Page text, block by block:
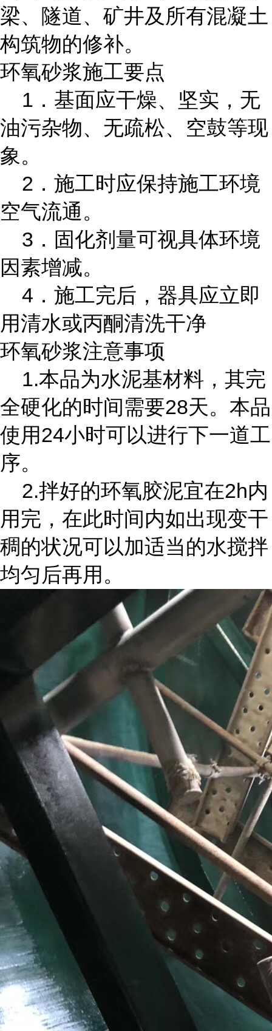
梁、隧道、矿井及所有混凝土
构筑物的修补。
环氧砂浆施工要点
1．基面应干燥、坚实，无
油污杂物、无疏松、空鼓等现
象。
2．施工时应保持施工环境
空气流通。
3．固化剂量可视具体环境
因素增减。
4．施工完后，器具应立即
用清水或丙酮清洗干净
环氧砂浆注意事项
1.本品为水泥基材料，其完
全硬化的时间需要28天。本品
使用24小时可以进行下一道工
序。
2.拌好的环氧胶泥宜在2h内
用完，在此时间内如出现变干
稠的状况可以加适当的水搅拌
均匀后再用。